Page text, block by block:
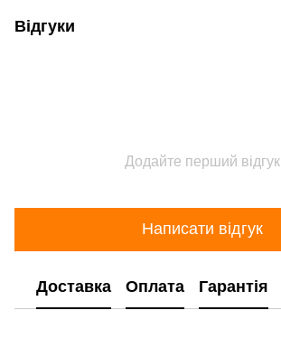
Відгуки
Додайте перший відгук
Написати відгук
Доставка Оплата Гарантія